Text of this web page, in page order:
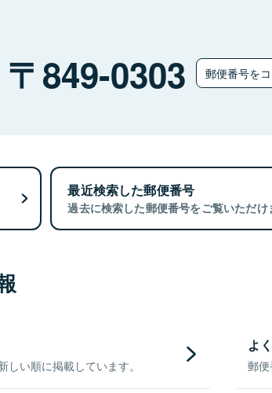
849-0303 郵便番号を
最近検索した郵便番号
過去に検索した郵便番号をご覧いただけ
い順に掲載しています。
よ
郵便